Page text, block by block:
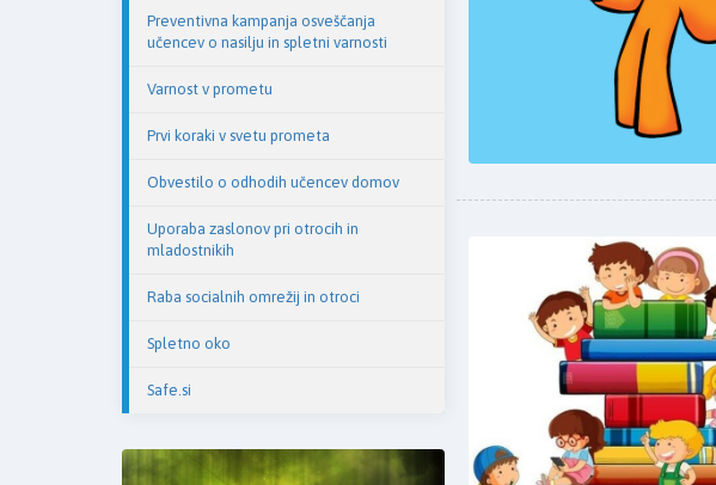
Preventivna kampanja osveščanja
učencev o nasilju in spletni varnosti
Varnost v prometu
Prvi koraki v svetu prometa
Obvestilo o odhodih učencev domov
Uporaba zaslonov pri otrocih in
mladostnikih
Raba socialnih omrežij in otroci
Spletno oko
Safe.si